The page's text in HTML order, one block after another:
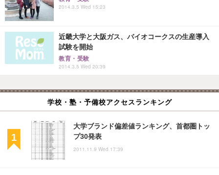
2014.3.5 Wed 15:23
近畿大学と大阪ガス、バイオコークスの生産導入
試験を開始
教育・受験
2014.3.5 Wed 20:39
学校・塾・予備校アクセスランキング
大学ブランド偏差値ランキング、首都圏トッ
プ30発表
2011.11.9 Wed 17:39